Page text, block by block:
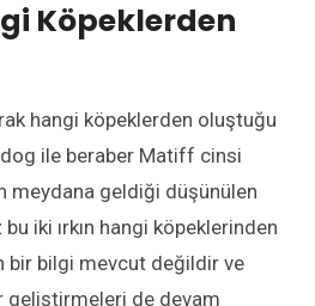
Köpeklerden
hangi köpeklerden oluştuğu
ile beraber Matiff cinsi
meydana geldiği düşünülen
iki ırkın hangi köpeklerinden
bir bilgi mevcut değildir ve
geliştirmeleri de devam